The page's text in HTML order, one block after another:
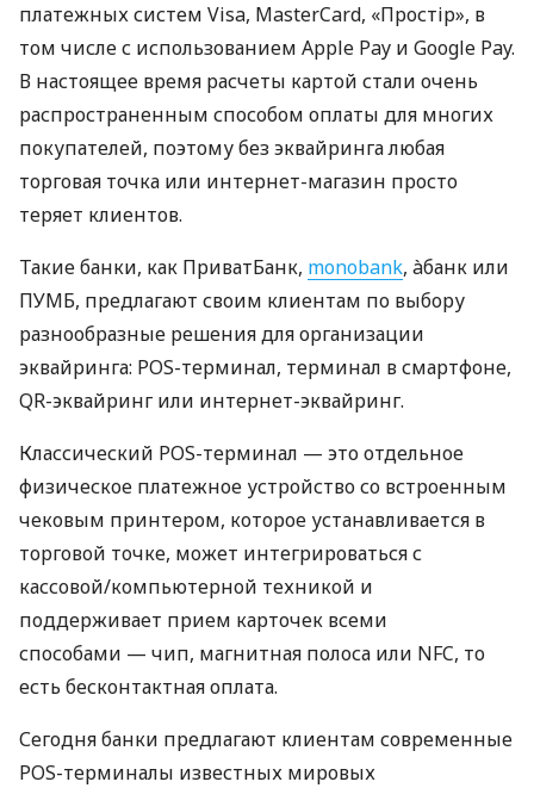
платежных систем Visa, MasterCard, «Простір», в
том числе с использованием Apple Pay и Google Pay.
В настоящее время расчеты картой стали очень
распространенным способом оплаты для многих
покупателей, поэтому без эквайринга любая
торговая точка или интернет-магазин просто
теряет клиентов.
Такие банки, как ПриватБанк, monobank, àбанк или
ПУМБ, предлагают своим клиентам по выбору
разнообразные решения для организации
эквайринга: POS-терминал, терминал в смартфоне,
QR-эквайринг или интернет-эквайринг.
Классический POS-терминал — это отдельное
физическое платежное устройство со встроенным
чековым принтером, которое устанавливается в
торговой точке, может интегрироваться с
кассовой/компьютерной техникой и
поддерживает прием карточек всеми
способами — чип, магнитная полоса или NFC, то
есть бесконтактная оплата.
Сегодня банки предлагают клиентам современные
POS-терминалы известных мировых